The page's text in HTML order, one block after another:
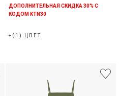
ДОПОЛНИТЕЛЬНАЯ СКИДКА 30% С
КОДОМ KTN30
+(1) ЦВЕТ